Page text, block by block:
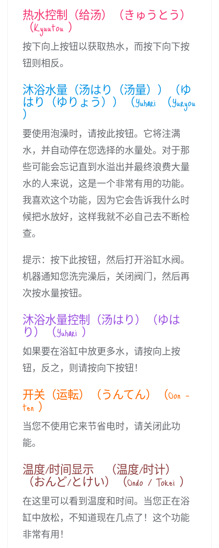
热水控制（给汤）（きゅうとう）
（Kyuutou ）
按下向上按钮以获取热水，而按下向下按
钮则相反。
沐浴水量（汤はり（汤量））（ゆ
はり（ゆりょう））（Yuhari （Yuryou
）
要使用泡澡时，请按此按钮。它将注满
水，并自动停在您选择的水量处。对于那
些可能会忘记直到水溢出并最终浪费大量
水的人来说，这是一个非常有用的功能。
我喜欢这个功能，因为它会告诉我什么时
候把水放好，这样我就不必自己去不断检
查。
提示：按下此按钮，然后打开浴缸水阀。
机器通知您洗完澡后，关闭阀门，然后再
次按水量按钮。
沐浴水量控制（汤はり）（ゆは
り）（Yuhari ）
如果要在浴缸中放更多水，请按向上按
钮，反之，则请按向下按钮！
开关（运転）（うんてん）（Oon -
ten ）
当您不使用它来节省电时，请关闭此功
能。
温度/时间显示 （温度/时计）
（おんど/とけい）（Ondo / Tokei ）
在这里可以看到温度和时间。当您正在浴
缸中放松，不知道现在几点了！这个功能
非常有用！